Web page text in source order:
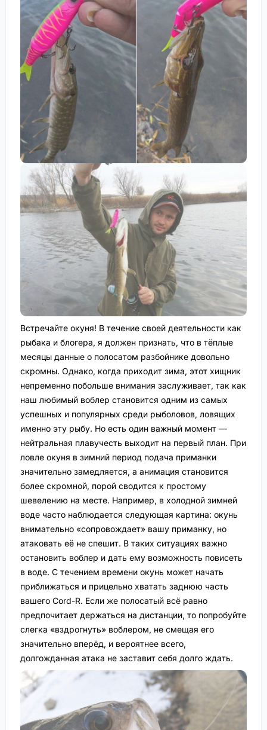
Встречайте окуня! В течение своей деятельности как
рыбака и блогера, я должен признать, что в тёплые
месяцы данные о полосатом разбойнике довольно
скромны. Однако, когда приходит зима, этот хищник
непременно побольше внимания заслуживает, так как
наш любимый воблер становится одним из самых
успешных и популярных среди рыболовов, ловящих
именно эту рыбу. Но есть один важный момент —
нейтральная плавучесть выходит на первый план. При
ловле окуня в зимний период подача приманки
значительно замедляется, а анимация становится
более скромной, порой сводится к простому
шевелению на месте. Например, в холодной зимней
воде часто наблюдается следующая картина: окунь
внимательно «сопровождает» вашу приманку, но
атаковать её не спешит. В таких ситуациях важно
остановить воблер и дать ему возможность повисеть
в воде. С течением времени окунь может начать
приближаться и прицельно хватать заднюю часть
вашего Cord-R. Если же полосатый всё равно
предпочитает держаться на дистанции, то попробуйте
слегка «вздрогнуть» воблером, не смещая его
значительно вперёд, и вероятнее всего,
долгожданная атака не заставит себя долго ждать.